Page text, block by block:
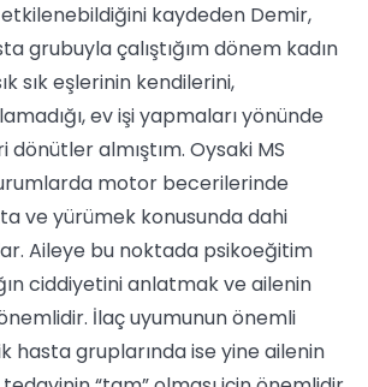
etkilenebildiğini kaydeden Demir,
grubuyla çalıştığım dönem kadın
sık eşlerinin kendilerini,
ev işi yapmaları yönünde
dönütler almıştım. Oysaki MS
motor becerilerinde
ve yürümek konusunda dahi
Aileye bu noktada psikoeğitim
ciddiyetini anlatmak ve ailenin
İlaç uyumunun önemli
hasta gruplarında ise yine ailenin